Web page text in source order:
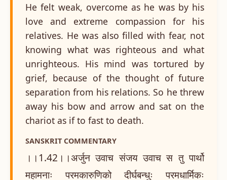
He felt weak, overcome as he was by his
love and extreme compassion for his
relatives. He was also filled with fear, not
knowing what was righteous and what
unrighteous. His mind was tortured by
grief, because of the thought of future
separation from his relations. So he threw
away his bow and arrow and sat on the
chariot as if to fast to death.
SANSKRIT COMMENTARY
।।1.42।।अर्जुन उवाच संजय उवाच स तु पार्थो
महामनाः परमकारुणिको दीर्घबन्धुः परमधार्मिकः